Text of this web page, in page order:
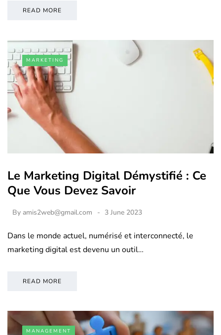
READ MORE
MARKETING
Le Marketing Digital Démystifié : Ce
Que Vous Devez Savoir
By amis2web@gmail.com 3 June 2023
Dans le monde actuel, numérisé et interconnecté, le
marketing digital est devenu un outil…
READ MORE
MANAGEMENT